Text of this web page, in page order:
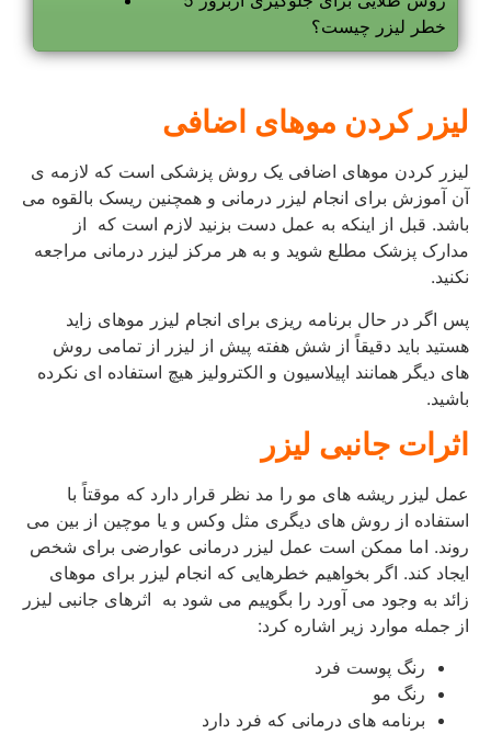
خطر لیزر چیست؟
لیزر کردن موهای اضافی
لیزر کردن موهای اضافی یک روش پزشکی است که لازمه ی
آن آموزش برای انجام لیزر درمانی و همچنین ریسک بالقوه می
باشد. قبل از اینکه به عمل دست بزنید لازم است که از
مدارک پزشک مطلع شوید و به هر مرکز لیزر درمانی مراجعه
نکنید.
پس اگر در حال برنامه ریزی برای انجام لیزر موهای زاید
هستید باید دقیقاً از شش هفته پیش از لیزر از تمامی روش
های دیگر همانند اپیلاسیون و الکترولیز هیچ استفاده ای نکرده
باشید.
اثرات جانبی لیزر
عمل لیزر ریشه های مو را مد نظر قرار دارد که موقتاً با
استفاده از روش های دیگری مثل وکس و یا موچین از بین می
روند. اما ممکن است عمل لیزر درمانی عوارضی برای شخص
ایجاد کند. اگر بخواهیم خطرهایی که انجام لیزر برای موهای
زائد به وجود می آورد را بگوییم می شود به اثرهای جانبی لیزر
از جمله موارد زیر اشاره کرد:
رنگ پوست فرد
رنگ مو
برنامه های درمانی که فرد دارد